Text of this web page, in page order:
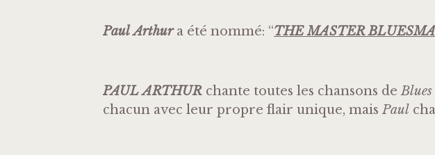
Paul Arthura été nommé: “THE MASTER
PAUL ARTHUR chante toutes les chansons deBlues
chacun avec leur propre flair unique, maisPaul